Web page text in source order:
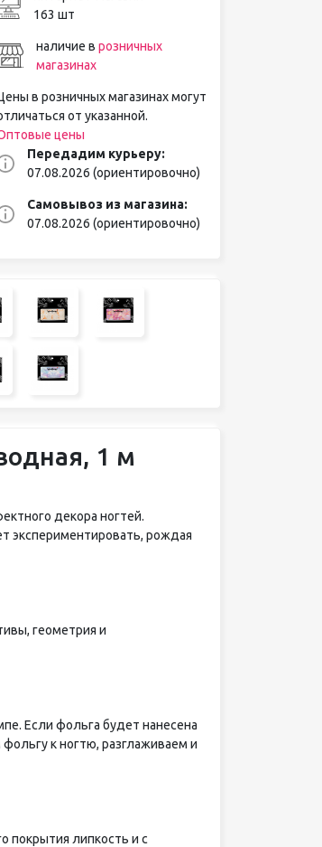
163 шт
наличие в розничных
магазинах
в розничных магазинах могут
от указанной.
цены
Передадим курьеру:
07.08.2026 (ориентировочно)
Самовывоз из магазина:
07.08.2026 (ориентировочно)
1 м
декора ногтей.
экспериментировать, рождая
геометрия и
Если фольга будет нанесена
к ногтю, разглаживаем и
покрытия липкость и с